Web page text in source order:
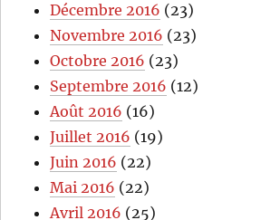
Décembre 2016 (23)
Novembre 2016 (23)
Octobre 2016 (23)
Septembre 2016 (12)
Août 2016 (16)
Juillet 2016 (19)
Juin 2016 (22)
Mai 2016 (22)
Avril 2016 (25)